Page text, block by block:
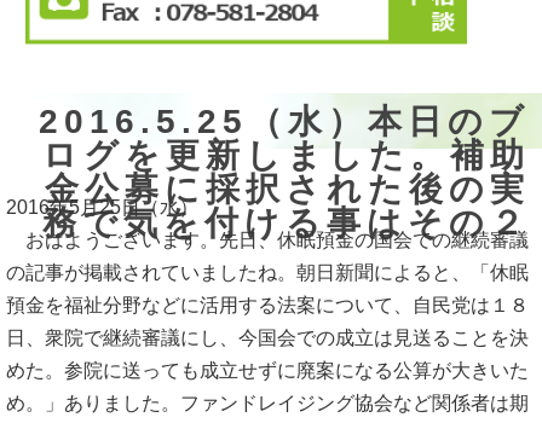
2016.5.25（水）本日のブ
ログを更新しました。補助
金公募に採択された後の実
務で気を付ける事はその２
2016年5月25日（水）
おはようございます。先日、休眠預金の国会での継続審議
の記事が掲載されていましたね。朝日新聞によると、「休眠
預金を福祉分野などに活用する法案について、自民党は１８
日、衆院で継続審議にし、今国会での成立は見送ることを決
めた。参院に送っても成立せずに廃案になる公算が大きいた
め。」ありました。ファンドレイジング協会など関係者は期